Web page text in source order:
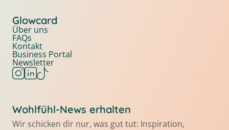
Glowcard
Über uns
FAQs
Kontakt
Business Portal
Newsletter
Wohlfühl-News erhalten
Wir schicken dir nur, was gut tut: Inspiration,